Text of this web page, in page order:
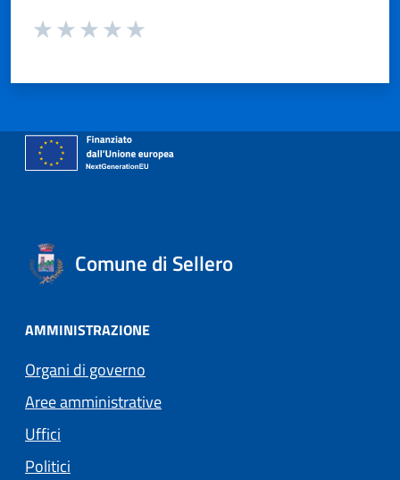
Valuta da 1 a 5 stelle la pagina
Comune di Sellero
AMMINISTRAZIONE
Organi di governo
Aree amministrative
Uffici
Politici